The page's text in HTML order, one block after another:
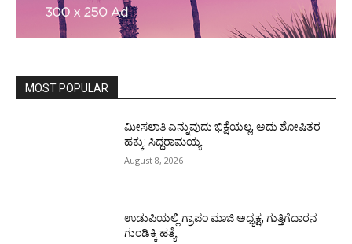
MOST POPULAR
ಮೀಸಲಾತಿ ಎನ್ನುವುದು ಭಿಕ್ಷೆಯಲ್ಲ, ಅದು ಶೋಷಿತರ
ಹಕ್ಕು: ಸಿದ್ದರಾಮಯ್ಯ
August 8, 2026
ಉಡುಪಿಯಲ್ಲಿ ಗ್ರಾಪಂ ಮಾಜಿ ಅಧ್ಯಕ್ಷ, ಗುತ್ತಿಗೆದಾರನ
ಗುಂಡಿಕ್ಕಿ ಹತ್ಯೆ